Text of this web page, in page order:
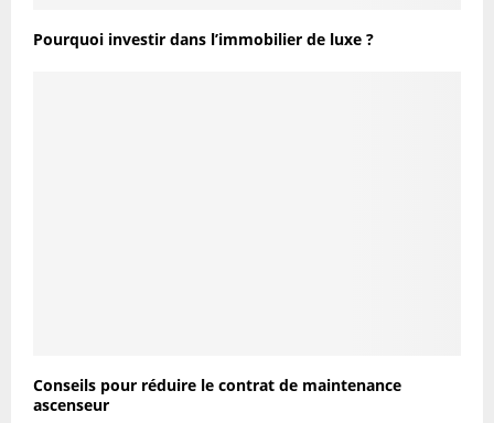
Pourquoi investir dans l’immobilier de luxe ?
Conseils pour réduire le contrat de maintenance
ascenseur